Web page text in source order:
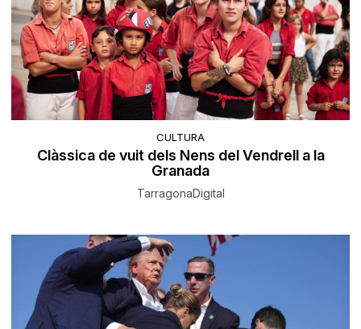
CULTURA
Clàssica de vuit dels Nens del Vendrell a la
Granada
TarragonaDigital